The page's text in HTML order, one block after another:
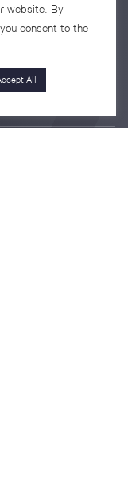
ะ
website. By
consent to the
All